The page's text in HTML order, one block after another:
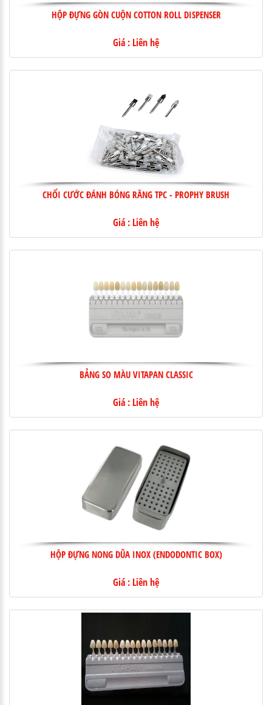
HỘP ĐỰNG GÒN CUỘN COTTON ROLL DISPENSER
Giá : Liên hệ
CHỔI CƯỚC ĐÁNH BÓNG RĂNG TPC - PROPHY BRUSH
Giá : Liên hệ
BẢNG SO MÀU VITAPAN CLASSIC
Giá : Liên hệ
HỘP ĐỰNG NONG DŨA INOX (ENDODONTIC BOX)
Giá : Liên hệ